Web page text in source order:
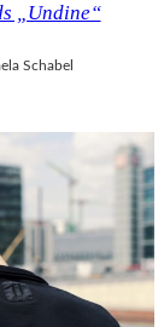
„Undine“
Schabel